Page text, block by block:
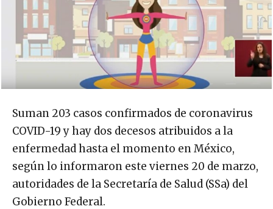
Suman 203 casos confirmados de coronavirus
COVID-19 y hay dos decesos atribuidos a la
enfermedad hasta el momento en México,
según lo informaron este viernes 20 de marzo,
autoridades de la Secretaría de Salud (SSa) del
Gobierno Federal.